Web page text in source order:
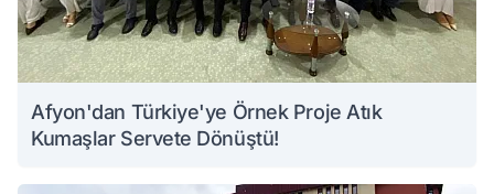
Afyon'dan Türkiye'ye Örnek Proje Atık
Kumaşlar Servete Dönüştü!